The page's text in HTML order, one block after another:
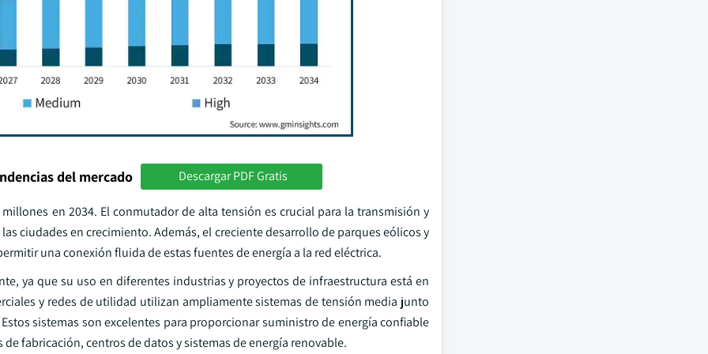
del mercado Descargar PDF Gratis
en 2034. El conmutador de alta tensión es crucial para la transmisión y
ciudades en crecimiento. Además, el creciente desarrollo de parques eólicos y
una conexión fluida de estas fuentes de energía a la red eléctrica.
ya que su uso en diferentes industrias y proyectos de infraestructura está en
y redes de utilidad utilizan ampliamente sistemas de tensión media junto
sistemas son excelentes para proporcionar suministro de energía confiable
fabricación, centros de datos y sistemas de energía renovable.